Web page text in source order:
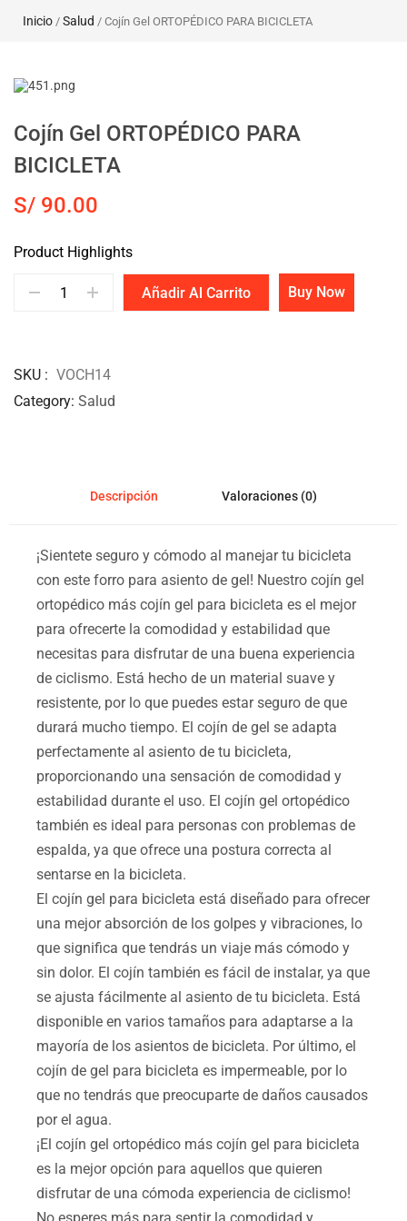
Inicio / Salud / Cojín Gel ORTOPÉDICO PARA BICICLETA
Cojín Gel ORTOPÉDICO PARA
BICICLETA
S/ 90.00
Product Highlights
Añadir Al Carrito Buy Now
SKU
VOCH14
Category Salud
Descripción Valoraciones (0)
¡Sientete seguro y cómodo al manejar tu bicicleta
con este forro para asiento de gel! Nuestro cojín gel
ortopédico más cojín gel para bicicleta es el mejor
para ofrecerte la comodidad y estabilidad que
necesitas para disfrutar de una buena experiencia
de ciclismo. Está hecho de un material suave y
resistente, por lo que puedes estar seguro de que
durará mucho tiempo. El cojín de gel se adapta
perfectamente al asiento de tu bicicleta,
proporcionando una sensación de comodidad y
estabilidad durante el uso. El cojín gel ortopédico
también es ideal para personas con problemas de
espalda, ya que ofrece una postura correcta al
sentarse en la bicicleta.
El cojín gel para bicicleta está diseñado para ofrecer
una mejor absorción de los golpes y vibraciones, lo
que significa que tendrás un viaje más cómodo y
sin dolor. El cojín también es fácil de instalar, ya que
se ajusta fácilmente al asiento de tu bicicleta. Está
disponible en varios tamaños para adaptarse a la
mayoría de los asientos de bicicleta. Por último, el
cojín de gel para bicicleta es impermeable, por lo
que no tendrás que preocuparte de daños causados
por el agua.
¡El cojín gel ortopédico más cojín gel para bicicleta
es la mejor opción para aquellos que quieren
disfrutar de una cómoda experiencia de ciclismo!